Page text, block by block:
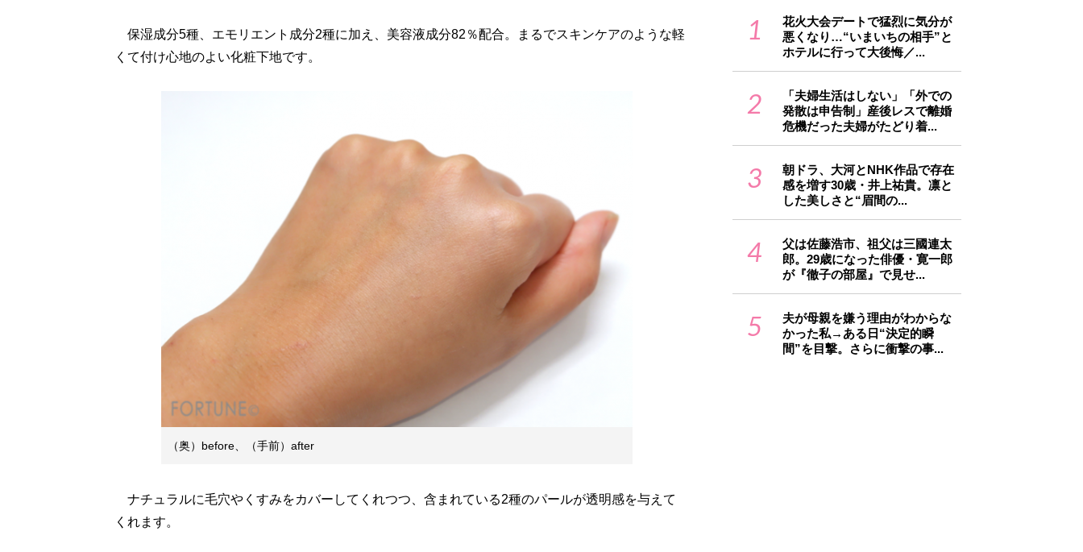
保湿成分5種、エモリエント成分2種に加え、美容液成分82％配合。まるでスキンケアのような軽
くて付け心地のよい化粧下地です。
（奥）before、（手前）after
ナチュラルに毛穴やくすみをカバーしてくれつつ、含まれている2種のパールが透明感を与えて
くれます。
1
花火大会デートで猛烈に気分が
悪くなり…“いまいちの相手”と
ホテルに行って大後悔／...
2
「夫婦生活はしない」「外での
発散は申告制」産後レスで離婚
危機だった夫婦がたどり着...
3
朝ドラ、大河とNHK作品で存在
感を増す30歳・井上祐貴。凛と
した美しさと“眉間の...
4
父は佐藤浩市、祖父は三國連太
郎。29歳になった俳優・寛一郎
が『徹子の部屋』で見せ...
5
夫が母親を嫌う理由がわからな
かった私→ある日“決定的瞬
間”を目撃。さらに衝撃の事...